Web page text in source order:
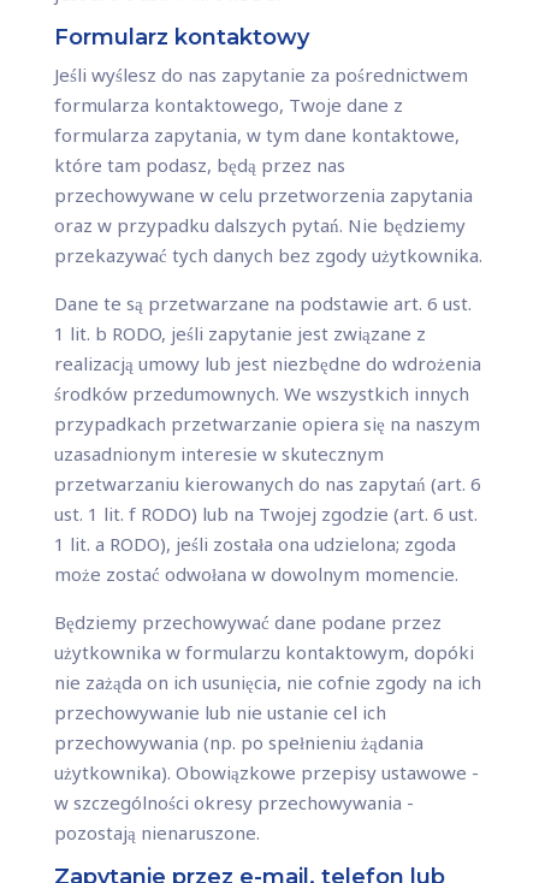
Formularz kontaktowy
Jeśli wyślesz do nas zapytanie za pośrednictwem
formularza kontaktowego, Twoje dane z
formularza zapytania, w tym dane kontaktowe,
które tam podasz, będą przez nas
przechowywane w celu przetworzenia zapytania
oraz w przypadku dalszych pytań. Nie będziemy
przekazywać tych danych bez zgody użytkownika.
Dane te są przetwarzane na podstawie art. 6 ust.
1 lit. b RODO, jeśli zapytanie jest związane z
realizacją umowy lub jest niezbędne do wdrożenia
środków przedumownych. We wszystkich innych
przypadkach przetwarzanie opiera się na naszym
uzasadnionym interesie w skutecznym
przetwarzaniu kierowanych do nas zapytań (art. 6
ust. 1 lit. f RODO) lub na Twojej zgodzie (art. 6 ust.
1 lit. a RODO), jeśli została ona udzielona; zgoda
może zostać odwołana w dowolnym momencie.
Będziemy przechowywać dane podane przez
użytkownika w formularzu kontaktowym, dopóki
nie zażąda on ich usunięcia, nie cofnie zgody na ich
przechowywanie lub nie ustanie cel ich
przechowywania (np. po spełnieniu żądania
użytkownika). Obowiązkowe przepisy ustawowe -
w szczególności okresy przechowywania -
pozostają nienaruszone.
Zapytanie przez e-mail, telefon lub